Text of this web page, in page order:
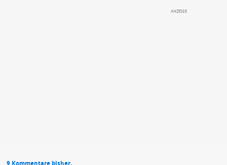
9 Kommentare bisher.